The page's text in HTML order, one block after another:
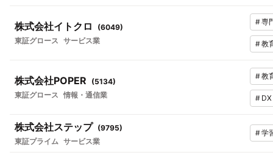
株式会社イトクロ (6049)
東証グロース サービス業
#専
#教
株式会社POPER (5134)
東証グロース 情報・通信業
#教
# DX
株式会社ステップ (9795)
東証プライム サービス業
#学